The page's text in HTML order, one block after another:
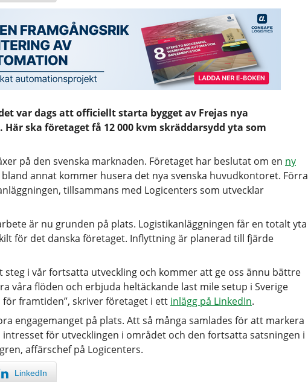
var dags att officiellt starta bygget av Frejas nya
ska företaget få 12 000 kvm skräddarsydd yta som
på den svenska marknaden. Företaget har beslutat om en ny
annat kommer husera det nya svenska huvudkontoret. Förra
tillsammans med Logicenters som utvecklar
är nu grunden på plats. Logistikanläggningen får en totalt yta
för det danska företaget. Inflyttning är planerad till fjärde
steg i vår fortsatta utveckling och kommer att ge oss ännu bättre
våra flöden och erbjuda heltäckande last mile setup i Sverige
framtiden”, skriver företaget i ett inlägg på LinkedIn.
engagemanget på plats. Att så många samlades för att markera
för utvecklingen i området och den fortsatta satsningen i
affärschef på Logicenters.
LinkedIn